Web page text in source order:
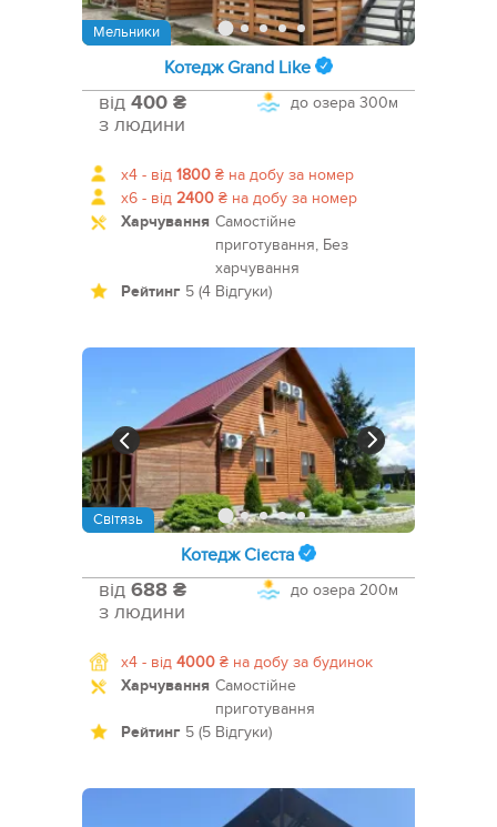
Мельники
Котедж Grand Like
до озера 300м
від 400 ₴
з людини
x4 - від 1800 ₴ на добу за номер
x6 - від 2400 ₴ на добу за номер
Харчування Самостійне
приготування, Без
харчування
Рейтинг 5 (4 Відгуки)
Світязь
Котедж Сієста
до озера 200м
від 688 ₴
з людини
x4 - від 4000 ₴ на добу за будинок
Харчування Самостійне
приготування
Рейтинг 5 (5 Відгуки)